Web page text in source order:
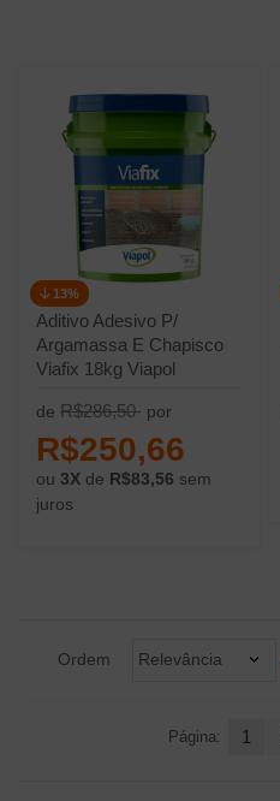
Aditivo Adesivo P/
Argamassa E Chapisco
Viafix 18kg Viapol
de R$286,50
13%
por
R$250,66
ou 3X de R$83,56 sem
juros
Ordem Relevância
Página: 1